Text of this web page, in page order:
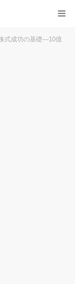
式成功の基礎―10億